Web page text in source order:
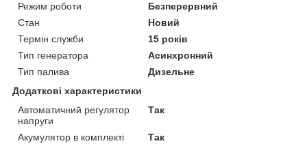
Режим роботи
Безперервний
Стан
Новий
Термін служби
15 років
Тип генератора
Асинхронний
Тип палива
Дизельне
Додаткові характеристики
Автоматичний регулятор
напруги
Так
Акумулятор в комплекті
Так